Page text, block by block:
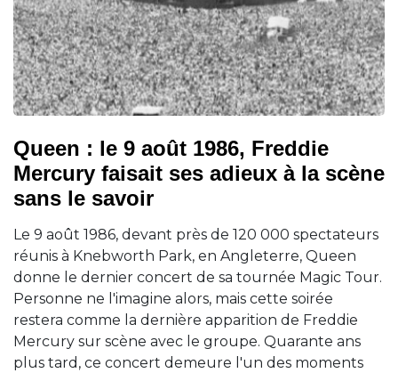
Queen : le 9 août 1986, Freddie
Mercury faisait ses adieux à la scène
sans le savoir
Le 9 août 1986, devant près de 120 000 spectateurs
réunis à Knebworth Park, en Angleterre, Queen
donne le dernier concert de sa tournée Magic Tour.
Personne ne l'imagine alors, mais cette soirée
restera comme la dernière apparition de Freddie
Mercury sur scène avec le groupe. Quarante ans
plus tard, ce concert demeure l'un des moments